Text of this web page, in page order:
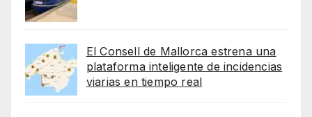
El Consell de Mallorca estrena una
plataforma inteligente de incidencias
viarias en tiempo real